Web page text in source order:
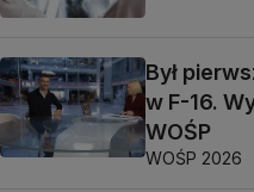
Był
w F-16.
WOŚP
WOŚP 2026